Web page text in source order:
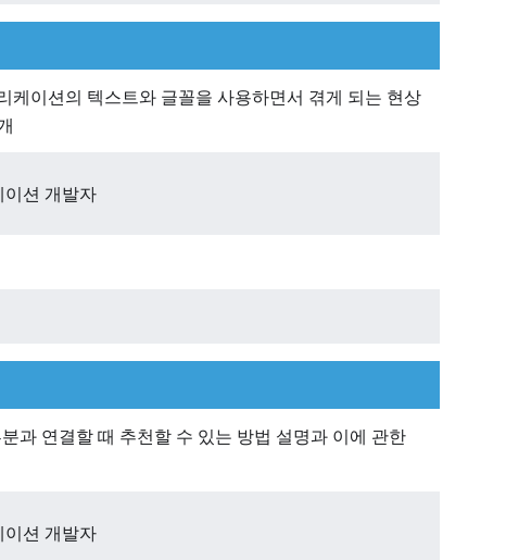
케이션의 텍스트와 글꼴을 사용하면서 겪게 되는 현상
이션 개발자
과 연결할 때 추천할 수 있는 방법 설명과 이에 관한
이션 개발자